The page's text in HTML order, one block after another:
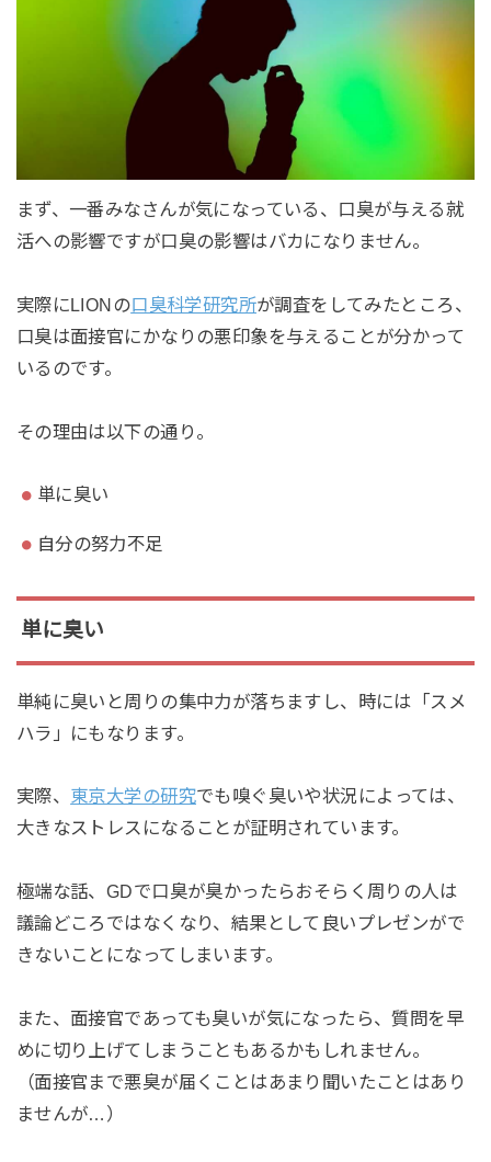
まず、一番みなさんが気になっている、口臭が与える就
活への影響ですが口臭の影響はバカになりません。
実際にLIONの口臭科学研究所が調査をしてみたところ、
口臭は面接官にかなりの悪印象を与えることが分かって
いるのです。
その理由は以下の通り。
単に臭い
自分の努力不足
単に臭い
単純に臭いと周りの集中力が落ちますし、時には「スメ
ハラ」にもなります。
実際、 東京大学の研究でも嗅ぐ臭いや状況によっては、
大きなストレスになることが証明されています。
極端な話、GDで口臭が臭かったらおそらく周りの人は
議論どころではなくなり、結果として良いプレゼンがで
きないことになってしまいます。
また、面接官であっても臭いが気になったら、質問を早
めに切り上げてしまうこともあるかもしれません。
（面接官まで悪臭が届くことはあまり聞いたことはあり
ませんが…）